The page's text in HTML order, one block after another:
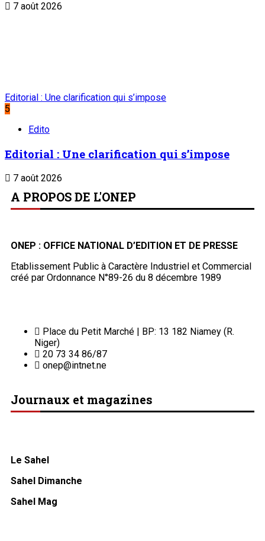
7 août 2026
Editorial : Une clarification qui s’impose
5
Edito
Editorial : Une clarification qui s’impose
7 août 2026
A PROPOS DE L'ONEP
ONEP : OFFICE NATIONAL D’EDITION ET DE PRESSE
Etablissement Public à Caractère Industriel et Commercial
créé par Ordonnance N°89-26 du 8 décembre 1989
Place du Petit Marché | BP: 13 182 Niamey (R.
Niger)
20 73 34 86/87
onep@intnet.ne
Journaux et magazines
Le Sahel
Sahel Dimanche
Sahel Mag